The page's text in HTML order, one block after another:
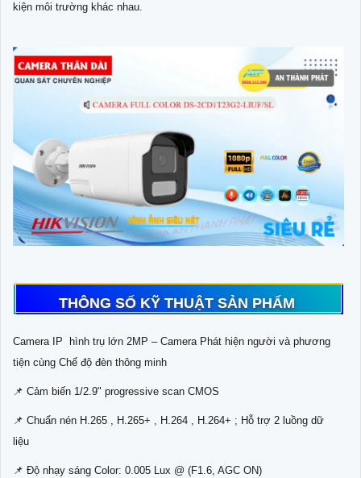
kiện môi trường khác nhau.
THÔNG SỐ KỸ THUẬT SẢN PHẨM
Camera IP hình trụ lớn 2MP – Camera Phát hiện người và phương
tiện cùng Chế độ đèn thông minh
📌 Cảm biến 1/2.9" progressive scan CMOS
📌 Chuẩn nén H.265 , H.265+ , H.264 , H.264+ ; Hỗ trợ 2 luồng dữ
liệu
📌 Độ nhạy sáng Color: 0.005 Lux @ (F1.6, AGC ON)